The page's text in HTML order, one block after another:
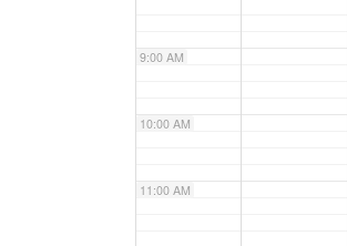
9:00 AM
10:00 AM
11:00 AM